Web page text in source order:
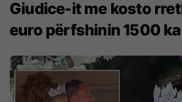
Giudice-it me kosto
euro përfshinin 1500